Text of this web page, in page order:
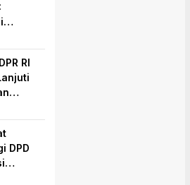
MBG
RI
DPD
Asta